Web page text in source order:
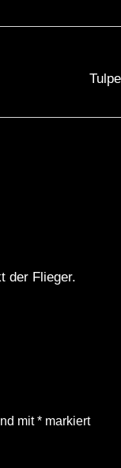
der Flieger.
mit*markiert